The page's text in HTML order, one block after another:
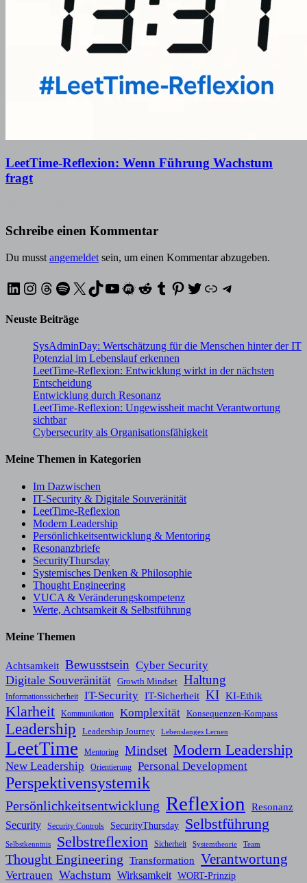
LeetTime-Reflexion: Wenn Führung Wachstum
fragt
Schreibe einen Kommentar
Du musst angemeldet sein, um einen Kommentar abzugeben.
LinkedIn
Instagram
Threads
Spotify
X TikTok
YouTube
Meetup
Reddit
Tumblr
Pinterest
Twitter
XINGTelegram
Neuste Beiträge
SysAdminDay: Wertschätzung für die Menschen hinter der IT
Potenzial im Lebenslauf erkennen
LeetTime-Reflexion: Entwicklung wirkt in der nächsten
Entscheidung
Entwicklung durch Resonanz
LeetTime-Reflexion: Ungewissheit macht Verantwortung
sichtbar
Cybersecurity als Organisationsfähigkeit
Meine Themen in Kategorien
Im Dazwischen
IT-Security & Digitale Souveränität
LeetTime-Reflexion
Modern Leadership
Persönlichkeitsentwicklung & Mentoring
Resonanzbriefe
SecurityThursday
Systemisches Denken & Philosophie
Thought Engineering
VUCA & Veränderungskompetenz
Werte, Achtsamkeit & Selbstführung
Meine Themen
Achtsamkeit Bewusstsein Cyber Security
Digitale Souveränität Growth Mindset Haltung
Informationssicherheit IT-Security IT-Sicherheit KI KI-Ethik
Klarheit Kommunikation Komplexität Konsequenzen-Kompass
Leadership Leadership Journey Lebenslanges Lernen
LeetTime Mentoring Mindset Modern Leadership
New Leadership Orientierung Personal Development
Perspektivensystemik
Persönlichkeitsentwicklung Reflexion
Resonanz
Security
Security Controls SecurityThursday Selbstführung
Selbstkenntnis Selbstreflexion Sicherheit Systemtheorie Team
Thought Engineering Transformation Verantwortung
Vertrauen Wachstum Wirksamkeit WORT-Prinzip